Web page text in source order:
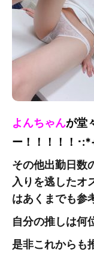
よんちゃんが堂
ー！！！！！ ･
その他出勤日数
入りを逃したオ
はあくまでも参
自分の推しは何
是非これからも